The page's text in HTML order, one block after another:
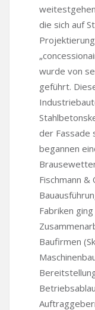
die sich auf
wurde von
geführt.
der Fassade
begannen
Fischmann
Fabriken
Baufirmen